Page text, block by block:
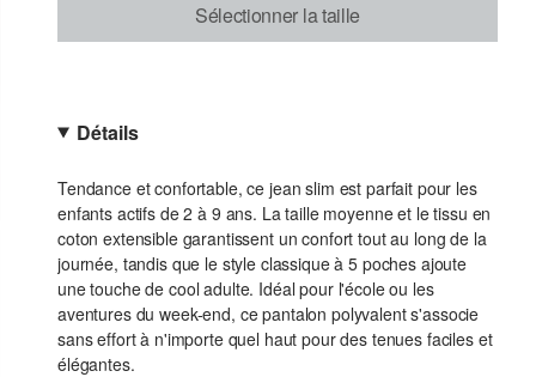
Sélectionner la taille
Détails
Tendance et confortable, ce jean slim est parfait pour les
enfants actifs de 2 à 9 ans. La taille moyenne et le tissu en
coton extensible garantissent un confort tout au long de la
journée, tandis que le style classique à 5 poches ajoute
une touche de cool adulte. Idéal pour l'école ou les
aventures du week-end, ce pantalon polyvalent s'associe
sans effort à n'importe quel haut pour des tenues faciles et
élégantes.